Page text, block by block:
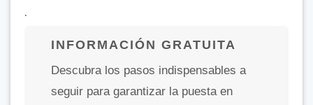
.
INFORMACIÓN GRATUITA
Descubra los pasos indispensables a
seguir para garantizar la puesta en